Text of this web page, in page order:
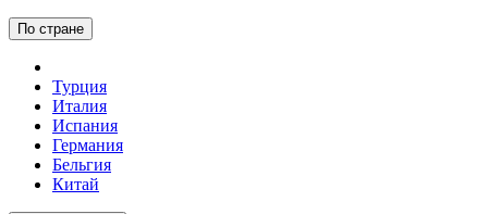
По стране
Турция
Италия
Испания
Германия
Бельгия
Китай